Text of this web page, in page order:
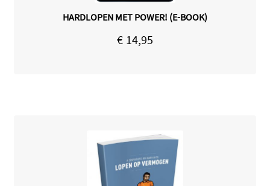
HARDLOPEN MET POWER! (E-BOOK)
€ 14,95